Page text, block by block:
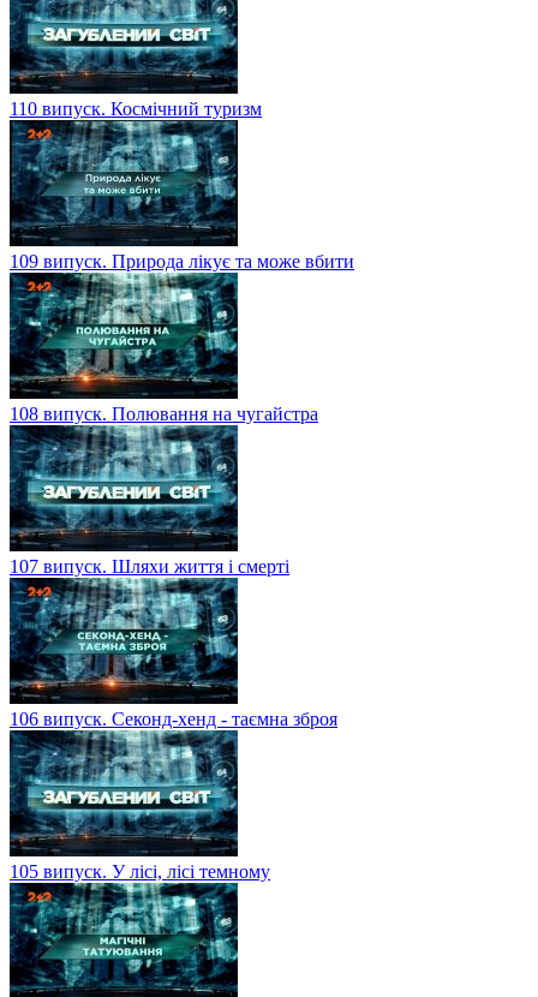
110 випуск. Космічний туризм
109 випуск. Природа лікує та може вбити
108 випуск. Полювання на чугайстра
107 випуск. Шляхи життя і смерті
106 випуск. Секонд-хенд - таємна зброя
105 випуск. У лісі, лісі темному